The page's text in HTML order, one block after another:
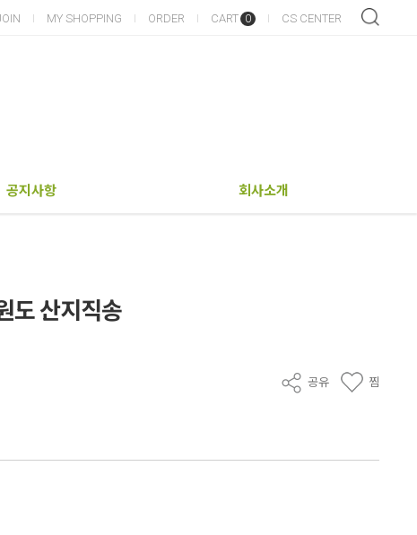
MY SHOPPING ORDER CART 0 CS CENTER
공지사항 회사소개
도 산지직송
공유 찜